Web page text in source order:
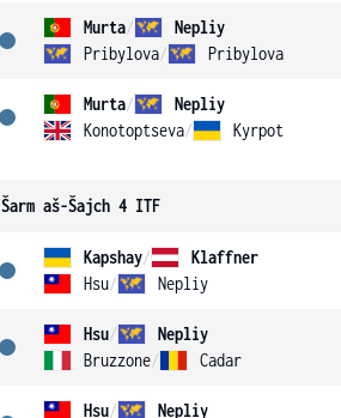
Murta/
Nepliy
Pribylova/ Pribylova
Murta/
Nepliy
Konotoptseva/ Kyrpot
Šarm aš-Šajch 4 ITF
Kapshay/
Klaffner
Hsu/ Nepliy
Hsu/
Nepliy
Bruzzone/ Cadar
Hsu/ Nepliy